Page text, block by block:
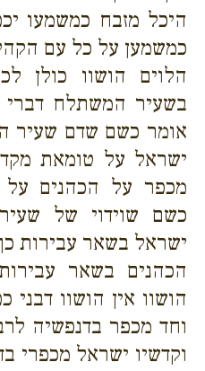
היכל מזבח כמשמעו
כמשמען על כל עם
הלוים הושוו כולן
בשעיר המשתלח דברי
אומר כשם שדם שעיר
ישראל על טומאת
מכפר על הכהנים על
כשם שוידוי של
ישראל בשאר עבירות
הכהנים בשאר
הושוו אין הושוו
וחד מכפר בדנפשיה
וקדשיו ישראל מכפרי